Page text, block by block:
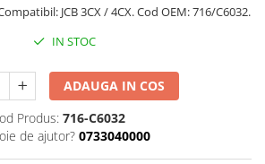
JCB 3CX / 4CX. Cod OEM: 716/C6032.
IN STOC
ADAUGA IN COS
Produs: 716-C6032
de ajutor? 0733040000